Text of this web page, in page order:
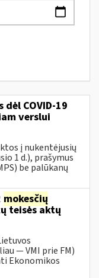
COVID-19
verslui
į nukentėjusių
1 d.), prašymus
be palūkanų
mokesčių
teisės aktų
— VMI prie FM)
Ekonomikos